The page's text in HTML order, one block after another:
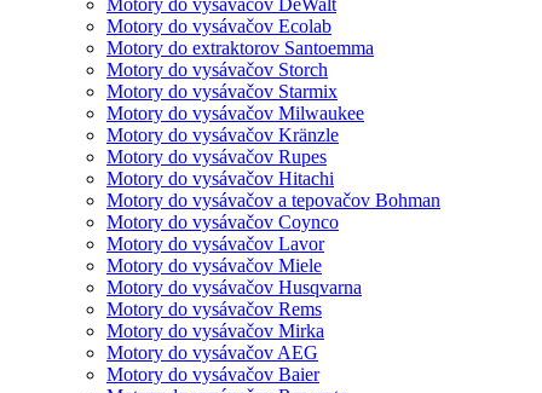
Motory do vysávačov DeWalt
Motory do vysávačov Ecolab
Motory do extraktorov Santoemma
Motory do vysávačov Storch
Motory do vysávačov Starmix
Motory do vysávačov Milwaukee
Motory do vysávačov Kränzle
Motory do vysávačov Rupes
Motory do vysávačov Hitachi
Motory do vysávačov a tepovačov Bohman
Motory do vysávačov Coynco
Motory do vysávačov Lavor
Motory do vysávačov Miele
Motory do vysávačov Husqvarna
Motory do vysávačov Rems
Motory do vysávačov Mirka
Motory do vysávačov AEG
Motory do vysávačov Baier